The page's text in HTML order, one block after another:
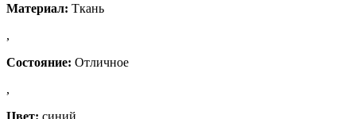
Материал: Ткань
,
Состояние: Отличное
,
Цвет: синий